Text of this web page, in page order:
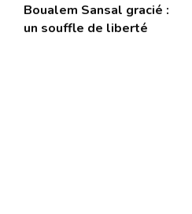
Boualem Sansal gracié :
un souffle de liberté